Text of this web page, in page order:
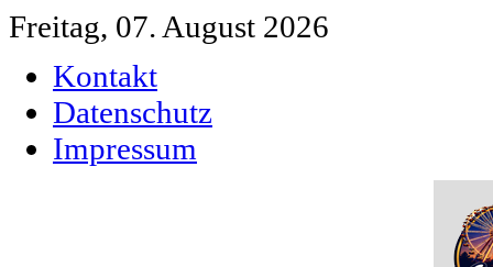
Freitag, 07. August 2026
Kontakt
Datenschutz
Impressum